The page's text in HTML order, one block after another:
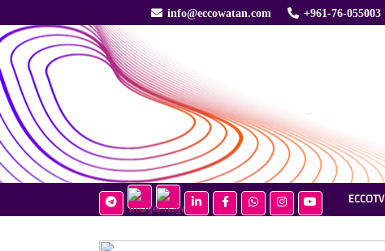
info@eccowatan.com +961-76-055003
ECCOTV